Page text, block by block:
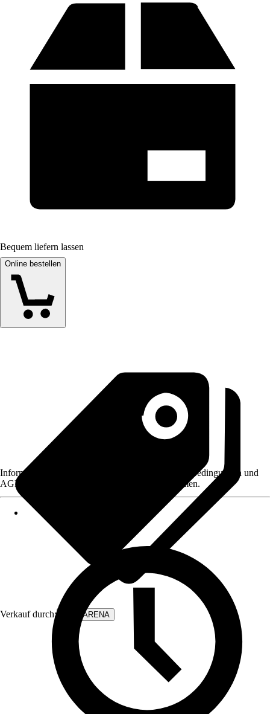
Bequem liefern lassen
Online bestellen
Verkauf durch: WALLARENA
Informationen des Verkäufers, wie z. B. Rückgabebedingungen und
AGB, finden Sie bei Klick auf den Verkäufernamen.